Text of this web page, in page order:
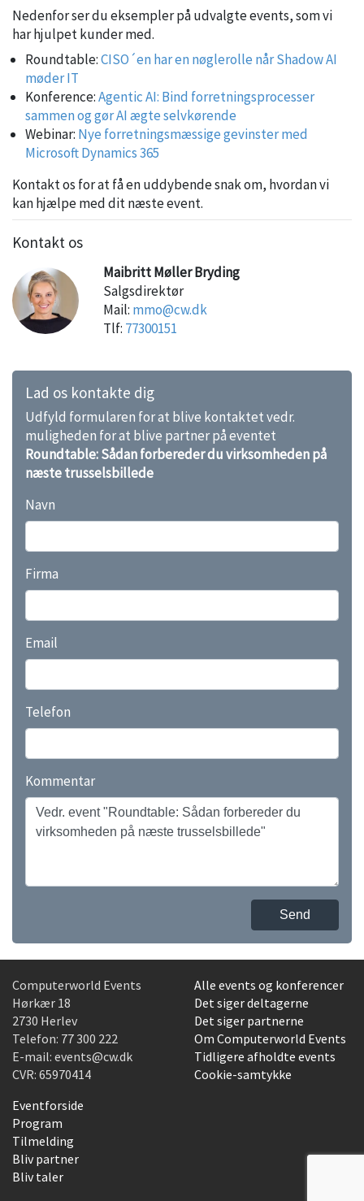
Nedenfor ser du eksempler på udvalgte events, som vi
har hjulpet kunder med.
Roundtable:CISO´en har en nøglerolle når Shadow AI
møder IT
Konference:Agentic AI: Bind forretningsprocesser
sammen og gør AI ægte selvkørende
Webinar: Nye forretningsmæssige gevinster med
Microsoft Dynamics 365
Kontakt os for at få en uddybende snak om, hvordan vi
kan hjælpe med dit næste event.
Kontakt os
Maibritt Møller Bryding
Salgsdirektør
Mail: mmo@cw.dk
Tlf: 77300151
Lad os kontakte dig
Udfyld formularen for at blive kontaktet vedr.
muligheden for at blive partner på eventet
Roundtable: Sådan forbereder du virksomheden på
næste trusselsbillede
Navn
Firma
Email
Telefon
Kommentar
Send
Computerworld Events
Hørkær 18
2730 Herlev
Telefon: 77 300 222
E-mail: events@cw.dk
CVR: 65970414
Alle events og konferencer
Det siger deltagerne
Det siger partnerne
Om Computerworld Events
Tidligere afholdte events
Cookie-samtykke
Eventforside
Program
Tilmelding
Bliv partner
Bliv taler